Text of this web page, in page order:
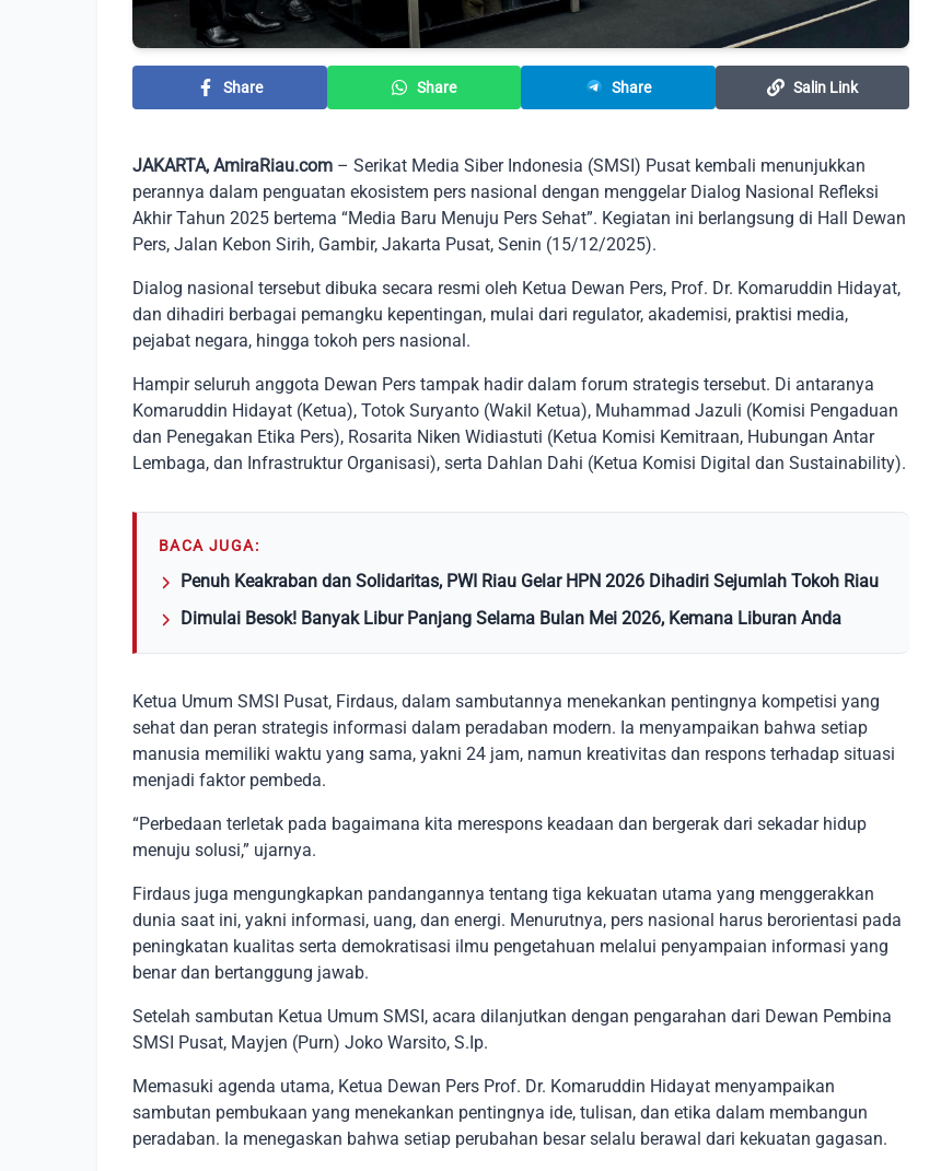
Share Share Share Salin Link
JAKARTA, AmiraRiau.com – Serikat Media Siber Indonesia (SMSI) Pusat kembali menunjukkan
perannya dalam penguatan ekosistem pers nasional dengan menggelar Dialog Nasional Refleksi
Akhir Tahun 2025 bertema “Media Baru Menuju Pers Sehat”. Kegiatan ini berlangsung di Hall Dewan
Pers, Jalan Kebon Sirih, Gambir, Jakarta Pusat, Senin (15/12/2025).
Dialog nasional tersebut dibuka secara resmi oleh Ketua Dewan Pers, Prof. Dr. Komaruddin Hidayat,
dan dihadiri berbagai pemangku kepentingan, mulai dari regulator, akademisi, praktisi media,
pejabat negara, hingga tokoh pers nasional.
Hampir seluruh anggota Dewan Pers tampak hadir dalam forum strategis tersebut. Di antaranya
Komaruddin Hidayat (Ketua), Totok Suryanto (Wakil Ketua), Muhammad Jazuli (Komisi Pengaduan
dan Penegakan Etika Pers), Rosarita Niken Widiastuti (Ketua Komisi Kemitraan, Hubungan Antar
Lembaga, dan Infrastruktur Organisasi), serta Dahlan Dahi (Ketua Komisi Digital dan Sustainability).
BACA JUGA:
Penuh Keakraban dan Solidaritas, PWI Riau Gelar HPN 2026 Dihadiri Sejumlah Tokoh Riau
Dimulai Besok! Banyak Libur Panjang Selama Bulan Mei 2026, Kemana Liburan Anda
Ketua Umum SMSI Pusat, Firdaus, dalam sambutannya menekankan pentingnya kompetisi yang
sehat dan peran strategis informasi dalam peradaban modern. Ia menyampaikan bahwa setiap
manusia memiliki waktu yang sama, yakni 24 jam, namun kreativitas dan respons terhadap situasi
menjadi faktor pembeda.
“Perbedaan terletak pada bagaimana kita merespons keadaan dan bergerak dari sekadar hidup
menuju solusi,” ujarnya.
Firdaus juga mengungkapkan pandangannya tentang tiga kekuatan utama yang menggerakkan
dunia saat ini, yakni informasi, uang, dan energi. Menurutnya, pers nasional harus berorientasi pada
peningkatan kualitas serta demokratisasi ilmu pengetahuan melalui penyampaian informasi yang
benar dan bertanggung jawab.
Setelah sambutan Ketua Umum SMSI, acara dilanjutkan dengan pengarahan dari Dewan Pembina
SMSI Pusat, Mayjen (Purn) Joko Warsito, S.Ip.
Memasuki agenda utama, Ketua Dewan Pers Prof. Dr. Komaruddin Hidayat menyampaikan
sambutan pembukaan yang menekankan pentingnya ide, tulisan, dan etika dalam membangun
peradaban. Ia menegaskan bahwa setiap perubahan besar selalu berawal dari kekuatan gagasan.